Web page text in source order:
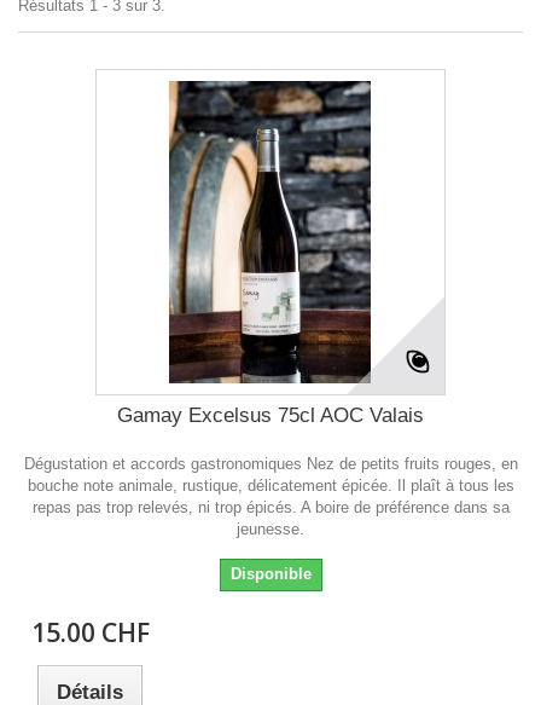
Résultats 1 - 3 sur 3.
Gamay Excelsus 75cl AOC Valais
Dégustation et accords gastronomiques Nez de petits fruits rouges, en
bouche note animale, rustique, délicatement épicée. Il plaît à tous les
repas pas trop relevés, ni trop épicés. A boire de préférence dans sa
jeunesse.
Disponible
15.00 CHF
Détails